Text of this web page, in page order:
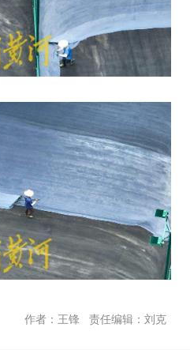
作者：王锋 责任编辑：刘克